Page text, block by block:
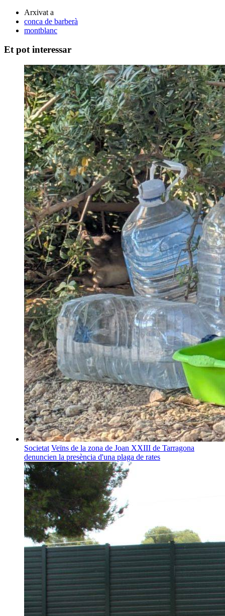
Arxivat a
conca de barberà
montblanc
Et pot interessar
Societat Veïns de la zona de Joan XXIII de Tarragona
denuncien la presència d'una plaga de rates